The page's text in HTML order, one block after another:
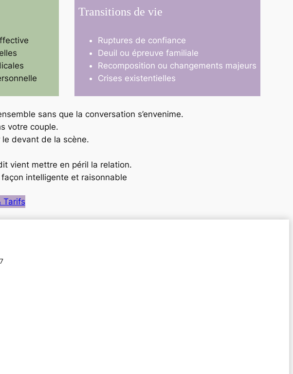
Transitions de vie
Ruptures de confiance
Deuil ou épreuve familiale
Recomposition ou changements majeurs
Crises existentielles
sans que la conversation s’envenime.
votre couple.
devant de la scène.
vient mettre en péril la relation.
intelligente et raisonnable
Tarifs